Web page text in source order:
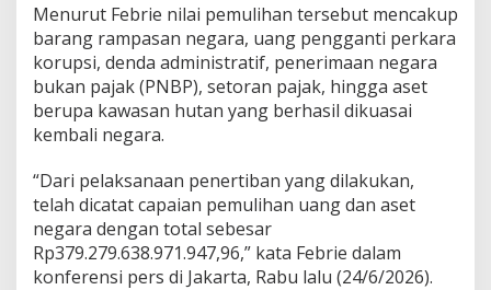
a
r
a
R
p
3
7
T
r
i
l
i
u
Menurut Febrie nilai pemulihan tersebut mencakup
barang rampasan negara, uang pengganti perkara
korupsi, denda administratif, penerimaan negara
bukan pajak (PNBP), setoran pajak, hingga aset
berupa kawasan hutan yang berhasil dikuasai
kembali negara.
“Dari pelaksanaan penertiban yang dilakukan,
telah dicatat capaian pemulihan uang dan aset
negara dengan total sebesar
Rp379.279.638.971.947,96,” kata Febrie dalam
konferensi pers di Jakarta, Rabu lalu (24/6/2026).